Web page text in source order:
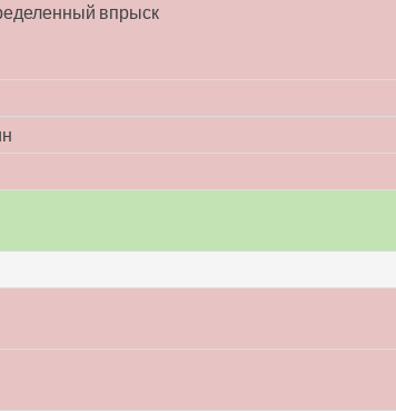
впрыск